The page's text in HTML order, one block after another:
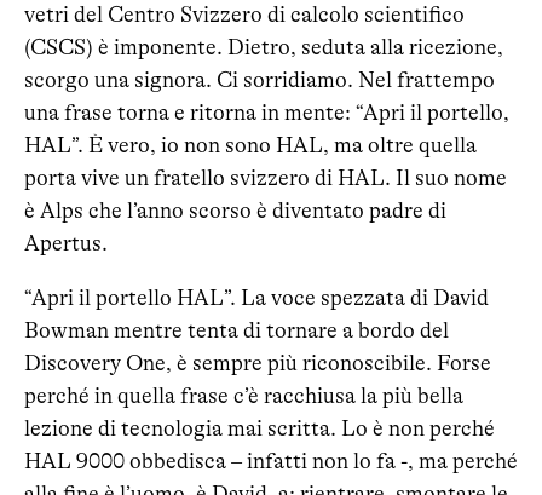
vetri del Centro Svizzero di calcolo scientifico
(CSCS) è imponente. Dietro, seduta alla ricezione,
scorgo una signora. Ci sorridiamo. Nel frattempo
una frase torna e ritorna in mente: “Apri il portello,
HAL”. È vero, io non sono HAL, ma oltre quella
porta vive un fratello svizzero di HAL. Il suo nome
è Alps che l’anno scorso è diventato padre di
Apertus.
“Apri il portello HAL”. La voce spezzata di David
Bowman mentre tenta di tornare a bordo del
Discovery One, è sempre più riconoscibile. Forse
perché in quella frase c’è racchiusa la più bella
lezione di tecnologia mai scritta. Lo è non perché
HAL 9000 obbedisca – infatti non lo fa -, ma perché